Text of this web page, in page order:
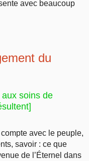
avec beaucoup
du
soins de
avec le peuple,
savoir : ce que
de l’Éternel dans